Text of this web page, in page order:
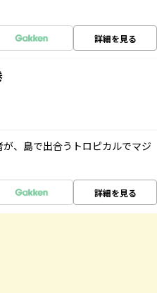
詳細を見る
、島で出合うトロピカルでマジ
詳細を見る